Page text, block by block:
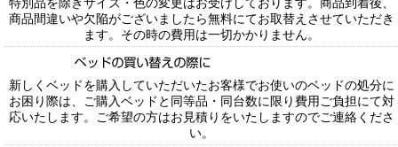
特別品を除きサイズ・色の変更はお受けしております。商品到着後、
商品間違いや欠陥がございましたら無料にてお取替えさせていただき
ます。その時の費用は一切かかりません。
新しくベッドを購入していただいたお客様でお使いのベッドの処分に
お困り際は、ご購入ベッドと同等品・同台数に限り費用ご負担にて対
応いたします。ご希望の方はお見積りをいたしますのでご連絡くださ
い。